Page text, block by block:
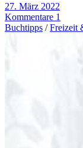
27. März 2022
Kommentare 1
Buchtipps /Freizeit